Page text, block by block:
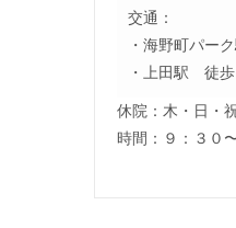
交通：
・海野町パー
・上田駅 徒
休院：木・日・
時間：９：３０